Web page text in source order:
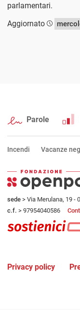
parlamentari.
Aggiornato
Parole
Incendi Vacanze
sede > Via Merulana, 19 -
c.f. > 97954040586
Privacy policy